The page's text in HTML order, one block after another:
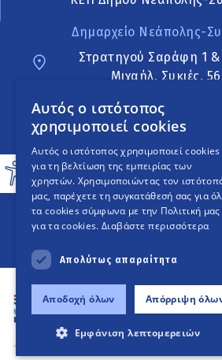
Δημαρχείο Νεάπολης-
Στρατηγού Σαράφη 1 &
Μιχαήλ, Συκιές,
Ακολουθήστε
English Version
An project
Αυτός ο ιστότοπος
χρησιμοποιεί cookies
Αυτός ο ιστότοπος χρησιμοποιεί cookies
για τη βελτίωση της εμπειρίας των
χρηστών. Χρησιμοποιώντας τον
μας, παρέχετε τη συγκατάθεσή σας για
τα cookies σύμφωνα με την Πολιτική μας
για τα cookies. Διαβάστε περισσότερα
Απολύτως απαραίτητα
Αποδοχή όλων Απόρριψη
Εμφάνιση λεπτομερειών